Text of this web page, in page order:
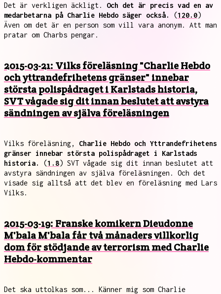
Det är verkligen äckligt. Och det är precis vad en av
medarbetarna på Charlie Hebdo säger också.
(120.0)
Även om det är en person som vill vara anonym. Att man
pratar om Charbs pengar.
2015-03-21: Vilks föreläsning "Charlie Hebdo
och yttrandefrihetens gränser" innebar
största polispådraget i Karlstads historia,
SVT vågade sig dit innan beslutet att avstyra
sändningen av själva föreläsningen
Vilks föreläsning, Charlie Hebdo och Yttrandefrihetens
gränser innebar största polispådraget i Karlstads
historia.
(1.8) SVT vågade sig dit innan beslutet att
avstyra sändningen av själva föreläsningen. Och det
visade sig alltså att det blev en föreläsning med Lars
Vilks.
2015-03-19: Franske komikern Dieudonne
M'bala M'bala får två månaders villkorlig
dom för stödjande av terrorism med Charlie
Hebdo-kommentar
Det ska uttolkas som... Känner mig som Charlie